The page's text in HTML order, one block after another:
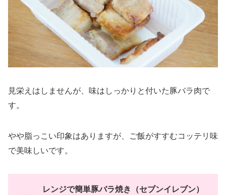
見栄えはしませんが、味はしっかりと付いた豚バラ肉で
す。
やや脂っこい印象はありますが、ご飯がすすむコッテリ味
で美味しいです。
レンジで簡単豚バラ焼き（セブンイレブン）